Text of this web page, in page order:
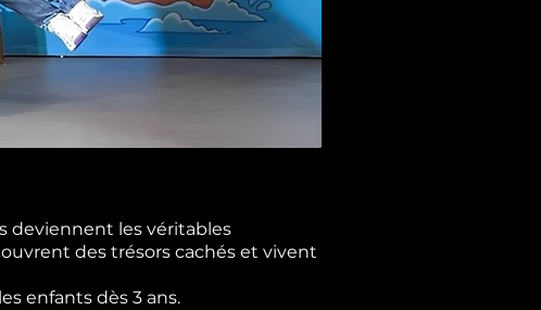
deviennent les véritables
des trésors cachés et vivent
enfants dès 3 ans.